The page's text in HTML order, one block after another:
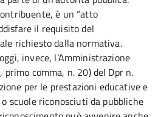
è un “atto
il requisito del
richiesto dalla normativa.
invece, l’Amministrazione
comma, n. 20) del Dpr n.
per le prestazioni educative e
scuole riconosciuti da pubbliche